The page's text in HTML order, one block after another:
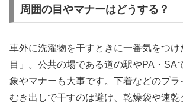
周囲の目やマナーはどうする？
車外に洗濯物を干すときに一番気をつ
目」。公共の場である道の駅やPA・SA
象やマナーも大事です。下着などのプラ
むき出しで干すのは避け、乾燥袋や速